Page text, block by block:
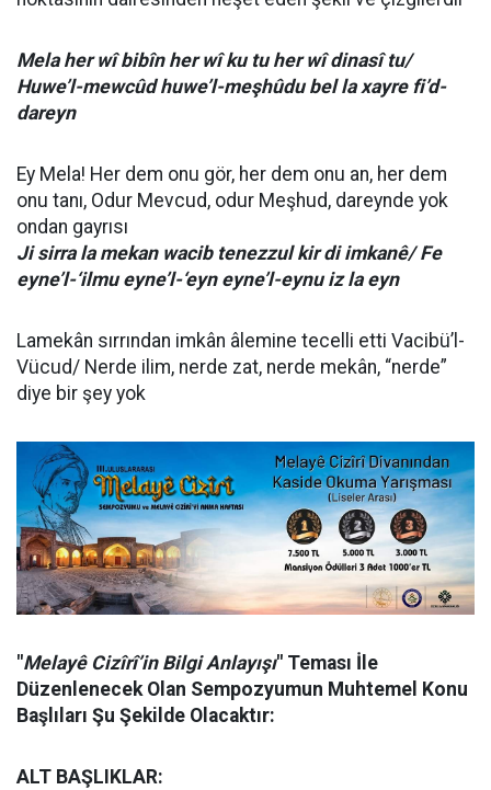
Mela her wî bibîn her wî ku tu her wî dinasî tu/
Huwe’l-mewcûd huwe’l-meşhûdu bel la xayre fi’d-
dareyn
Ey Mela! Her dem onu gör, her dem onu an, her dem
onu tanı, Odur Mevcud, odur Meşhud, dareynde yok
ondan gayrısı
Ji sirra la mekan wacib tenezzul kir di imkanê/ Fe
eyne’l-‘ilmu eyne’l-‘eyn eyne’l-eynu iz la eyn
Lamekân sırrından imkân âlemine tecelli etti Vacibü’l-
Vücud/ Nerde ilim, nerde zat, nerde mekân, “nerde”
diye bir şey yok
"Melayê Cizîrî’in Bilgi Anlayışı" Teması İle
Düzenlenecek Olan Sempozyumun Muhtemel Konu
Başlıları Şu Şekilde Olacaktır:
ALT BAŞLIKLAR: